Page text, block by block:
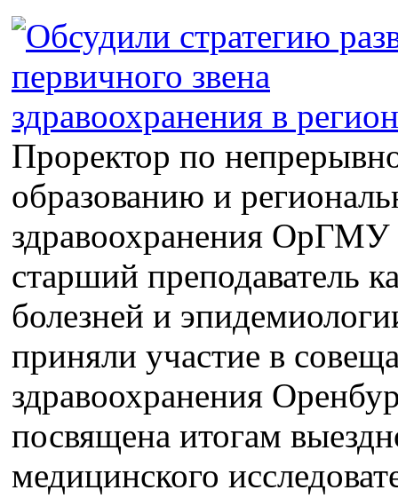
Проректор по
образованию и
здравоохранения ОрГМУ
старший преподаватель
болезней и
приняли участие в
здравоохранения
посвящена итогам
медицинского